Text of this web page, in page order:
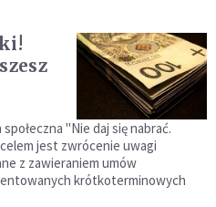
"Nie daj się nabrać.
jest zwrócenie uwagi
z zawieraniem umów
krótkoterminowych